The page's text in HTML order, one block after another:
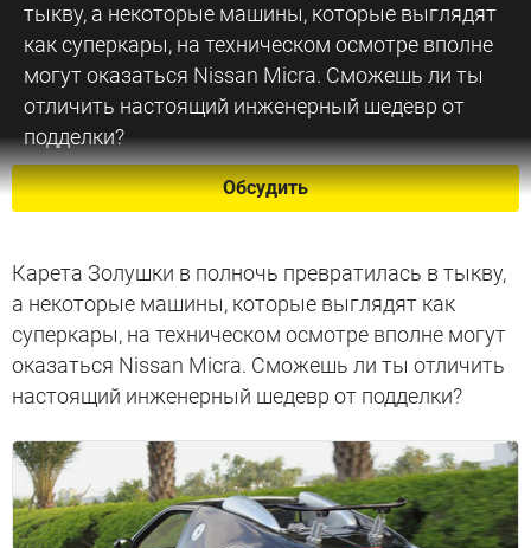
тыкву, а некоторые машины, которые выглядят
как суперкары, на техническом осмотре вполне
могут оказаться Nissan Micra. Сможешь ли ты
отличить настоящий инженерный шедевр от
подделки?
Обсудить
Карета Золушки в полночь превратилась в тыкву,
а некоторые машины, которые выглядят как
суперкары, на техническом осмотре вполне могут
оказаться Nissan Micra. Сможешь ли ты отличить
настоящий инженерный шедевр от подделки?